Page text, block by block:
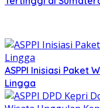
ASPPI Inisiasi Paket
Lingga